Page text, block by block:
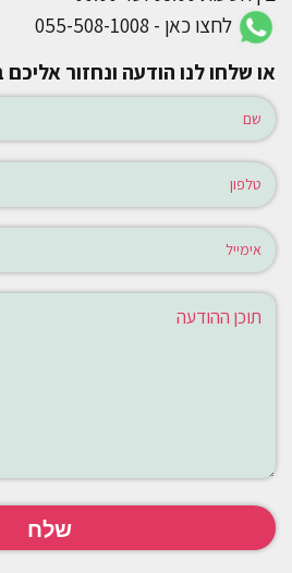
לחצו כאן - 055-508-1008
או שלחו לנו הודעה ונחזור